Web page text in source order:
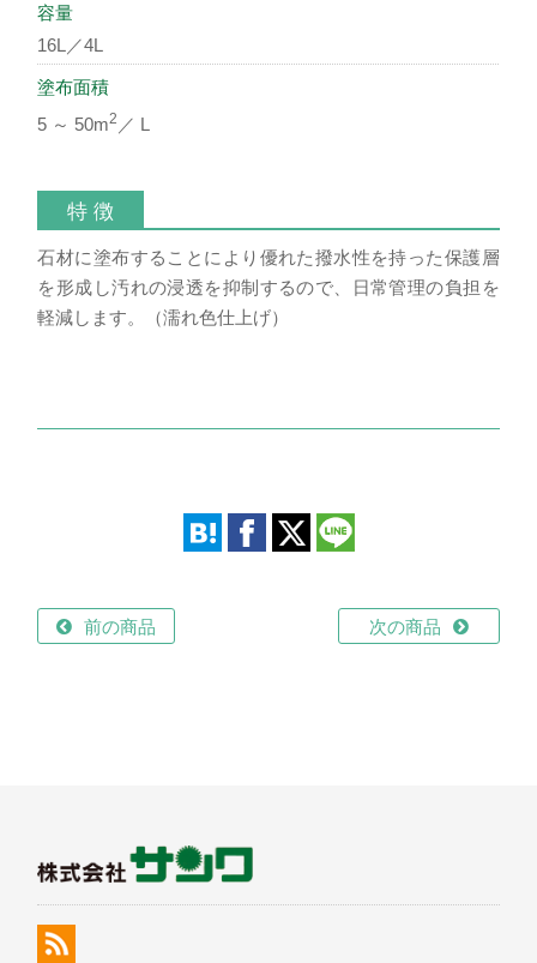
容量
16L／4L
塗布面積
5 ～ 50m2 ／ L
特 徴
石材に塗布することにより優れた撥水性を持った保護層
を形成し汚れの浸透を抑制するので、日常管理の負担を
軽減します。（濡れ色仕上げ）
前の商品 次の商品